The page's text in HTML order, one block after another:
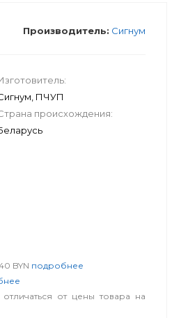
Производитель: Сигнум
ПЧУП
происхождения:
BYN подробнее
от цены товара на